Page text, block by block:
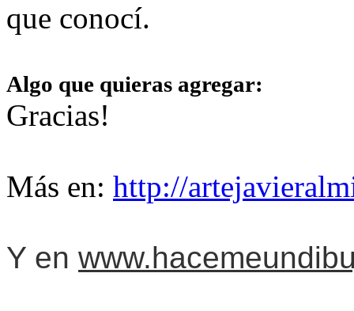
que conocí.
Algo que quieras agregar:
Gracias!
Más en: http://
Y en